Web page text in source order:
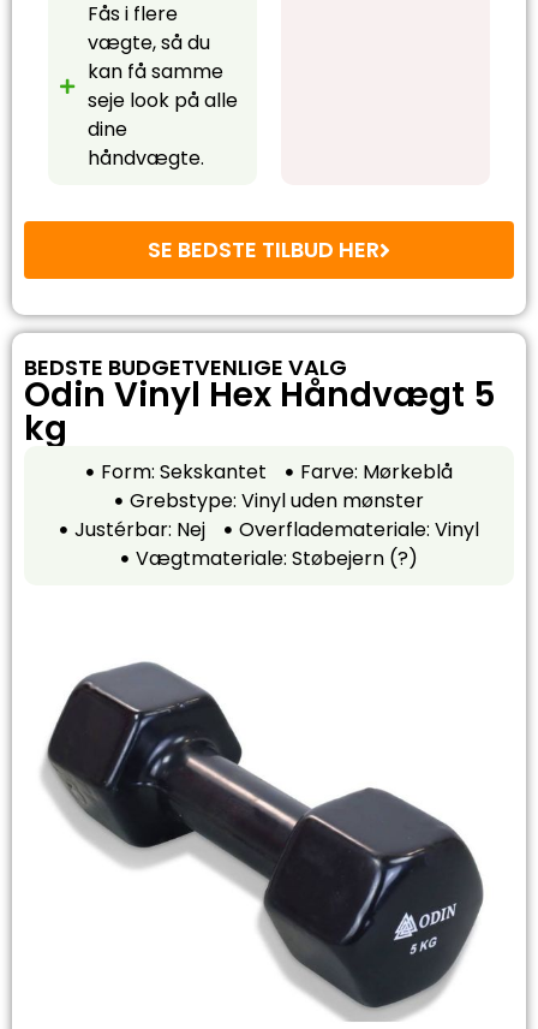
Fås i flere
vægte, så du
kan få samme
seje look på alle
dine
håndvægte.
SE BEDSTE TILBUD HER
BEDSTE BUDGETVENLIGE VALG
Odin Vinyl Hex Håndvægt 5
kg
Form: Sekskantet
Farve: Mørkeblå
Grebstype: Vinyl uden mønster
Justérbar: Nej
Overflademateriale: Vinyl
Vægtmateriale: Støbejern (?)